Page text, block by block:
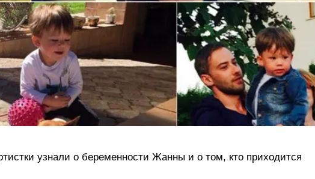
узнали о беременности Жанны и о том, кто приходится